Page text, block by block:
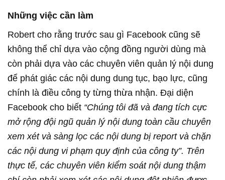
Những việc cần làm
Robert cho rằng trước sau gì Facebook cũng sẽ
không thể chỉ dựa vào cộng đồng người dùng mà
còn phải dựa vào các chuyên viên quản lý nội dung
để phát giác các nội dung dung tục, bạo lực, cũng
chính là điều công ty từng thừa nhận. Đại diện
Facebook cho biết “Chúng tôi đã và đang tích cực
mở rộng đội ngũ quản lý nội dung toàn cầu chuyên
xem xét và sàng lọc các nội dung bị report và chặn
các nội dung vi phạm quy định của công ty”. Trên
thực tế, các chuyên viên kiểm soát nội dung thậm